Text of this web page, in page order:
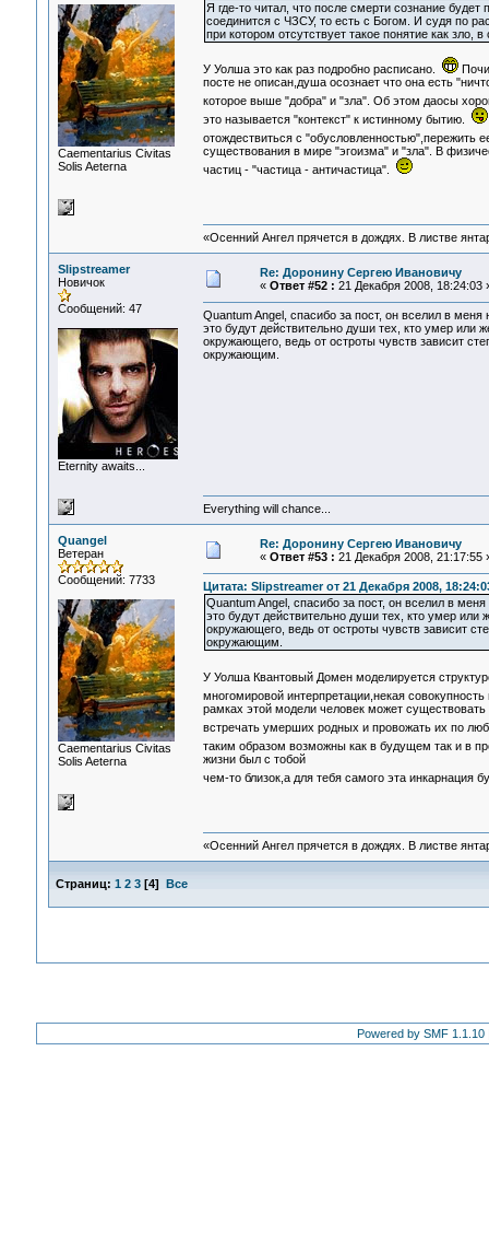
Сaementarius Civitas
Solis Aeterna
Я где-то читал, что после смерти сознание
соединится с ЧЗСУ, то есть с Богом. И судя по
при котором отсутствует такое понятие как зло,
У Уолша это как раз подробно расписано.
посте не описан,душа осознает что она есть
которое выше "добра" и "зла". Об этом даосы
это называется "контекст" к истинному бытию.
отождествиться с "обусловленностью",пережить
существования в мире "эгоизма" и "зла". В
частиц - "частица - античастица".
«Осенний Ангел прячется в дождях. В листве
Slipstreamer
Новичок
Сообщений: 47
Eternity awaits...
Re: Доронину Сергею Ивановичу
« Ответ #52 : 21 Декабря 2008, 18:24:03
Quantum Angel, спасибо за пост, он вселил в
это будут действительно души тех, кто умер
окружающего, ведь от остроты чувств зависит
окружающим.
Everything will chance...
Quangel
Ветеран
Сообщений: 7733
Сaementarius Civitas
Solis Aeterna
Re: Доронину Сергею Ивановичу
« Ответ #53 : 21 Декабря 2008, 21:17:55
Цитата: Slipstreamer от 21 Декабря 2008,
Quantum Angel, спасибо за пост, он вселил в
это будут действительно души тех, кто умер
окружающего, ведь от остроты чувств зависит
окружающим.
У Уолша Квантовый Домен моделируется
многомировой интерпретации,некая
рамках этой модели человек может
встречать умерших родных и провожать их по
таким образом возможны как в будущем так и в
жизни был с тобой
чем-то близок,а для тебя самого эта инкарнация
«Осенний Ангел прячется в дождях. В листве
Страниц: 1 2 3[4] Все
Powered by SMF 1.1.10